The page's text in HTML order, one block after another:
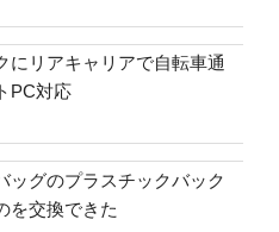
にリアキャリアで自転車通
PC対応
ッグのプラスチックバック
を交換できた